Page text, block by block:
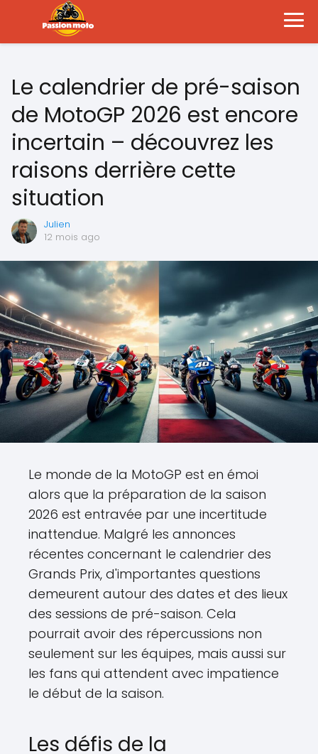
Le calendrier de pré-saison
de MotoGP 2026 est encore
incertain – découvrez les
raisons derrière cette
situation
Julien
12 mois ago
Le monde de la MotoGP est en émoi
alors que la préparation de la saison
2026 est entravée par une incertitude
inattendue. Malgré les annonces
récentes concernant le calendrier des
Grands Prix, d'importantes questions
demeurent autour des dates et des lieux
des sessions de pré-saison. Cela
pourrait avoir des répercussions non
seulement sur les équipes, mais aussi sur
les fans qui attendent avec impatience
le début de la saison.
Les défis de la